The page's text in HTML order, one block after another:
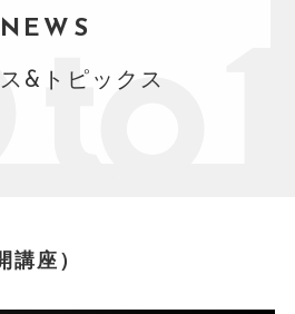
税理士業務
動産鑑定士業務 行政書士業務
跡 グループ概要
NEWS
&トピックス
講座）